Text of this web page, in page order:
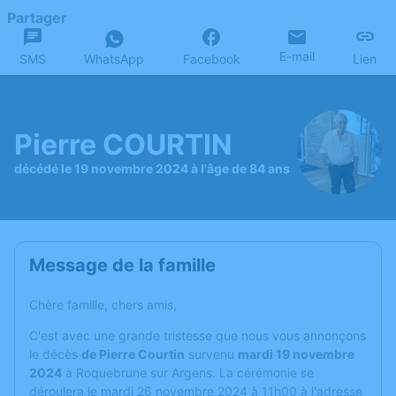
Partager
SMS WhatsApp Facebook E-mail Lien
Pierre COURTIN
décédé le 19 novembre 2024 à l'âge de 84 ans
Message de la famille
Chère famille, chers amis,
C'est avec une grande tristesse que nous vous annonçons
le décès de Pierre Courtin survenu mardi 19 novembre
2024 à Roquebrune sur Argens. La cérémonie se
déroulera le mardi 26 novembre 2024 à 11h00 à l'adresse